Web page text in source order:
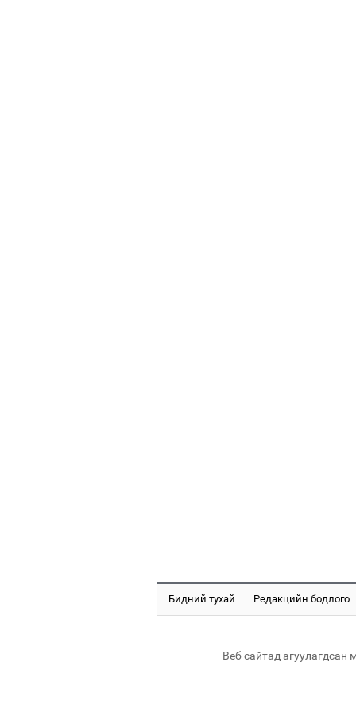
Бидний тухай Редакцийн бодлого
Веб сайтад агуулагдсан